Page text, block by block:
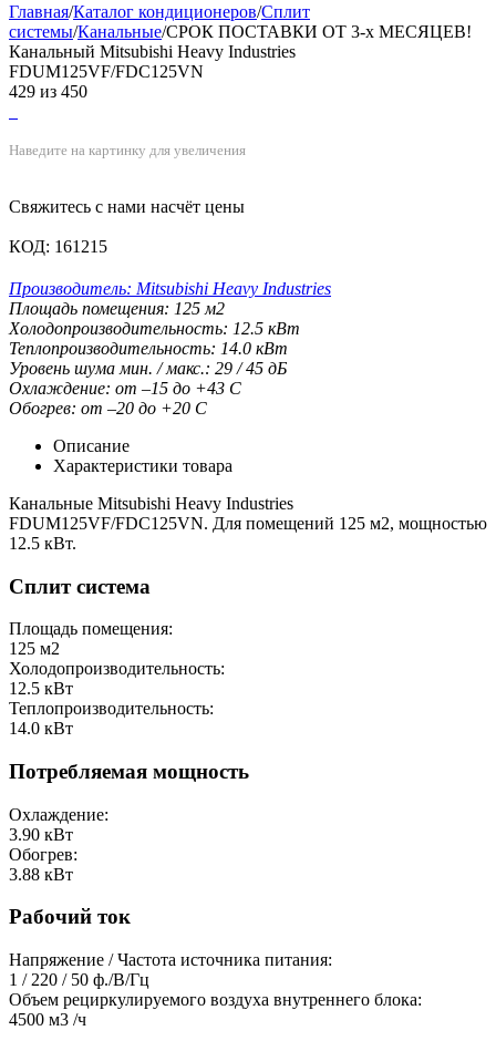
Главная/Каталог кондиционеров/Сплит
системы/Канальные/СРОК ПОСТАВКИ ОТ 3-х МЕСЯЦЕВ!
Канальный Mitsubishi Heavy Industries
FDUM125VF/FDC125VN
429 из 450
Наведите на картинку для увеличения
Свяжитесь с нами насчёт цены
КОД: 161215
Производитель: Mitsubishi Heavy Industries
Площадь помещения: 125 м2
Холодопроизводительность: 12.5 кВт
Теплопроизводительность: 14.0 кВт
Уровень шума мин. / макс.: 29 / 45 дБ
Охлаждение: от –15 до +43 С
Обогрев: от –20 до +20 С
Описание
Характеристики товара
Канальные Mitsubishi Heavy Industries
FDUM125VF/FDC125VN. Для помещений 125 м2, мощностью
12.5 кВт.
Сплит система
Площадь помещения:
125 м2
Холодопроизводительность:
12.5 кВт
Теплопроизводительность:
14.0 кВт
Потребляемая мощность
Охлаждение:
3.90 кВт
Обогрев:
3.88 кВт
Рабочий ток
Напряжение / Частота источника питания:
1 / 220 / 50 ф./В/Гц
Объем рециркулируемого воздуха внутреннего блока:
4500 м3 /ч